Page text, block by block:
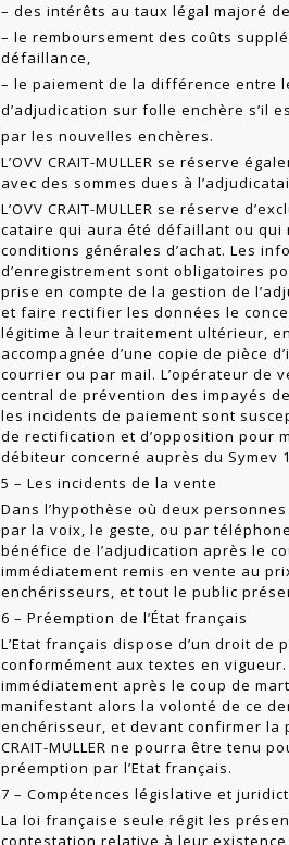
– des intérêts au taux légal majoré
– le remboursement des coûts
défaillance,
– le paiement de la différence entre
d’adjudication sur folle enchère s’il
par les nouvelles enchères.
L’OVV CRAIT-MULLER se réserve
avec des sommes dues à
L’OVV CRAIT-MULLER se réserve
cataire qui aura été défaillant ou qui
conditions générales d’achat. Les
d’enregistrement sont obligatoires
prise en compte de la ges­tion de
et faire rectifier les données le
légitime à leur traitement ultérieur,
accompagnée d’une copie de pièce
courrier ou par mail. L’opérateur de
central de prévention des impayés
les incidents de paiement sont
de rectification et d’opposition pour
débiteur concerné auprès du Symev
5 – Les incidents de la vente
Dans l’hypothèse où deux
par la voix, le geste, ou par
bénéfice de l’adju­dication après le
immédiatement remis en vente au
enchérisseurs, et tout le public
6 – Préemption de l’État français
L’Etat français dispose d’un droit
conformé­ment aux textes en
immédiatement après le coup de
manifestant alors la volonté de ce
enchérisseur, et devant confirmer la
CRAIT-MULLER ne pourra être tenu
préemption par l’Etat français.
7 – Compétences législative et
La loi française seule régit les